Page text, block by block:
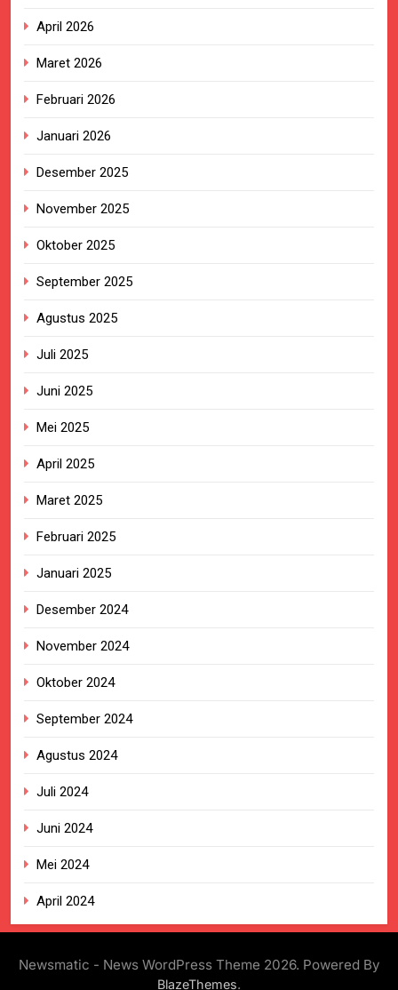
April 2026
Maret 2026
Februari 2026
Januari 2026
Desember 2025
November 2025
Oktober 2025
September 2025
Agustus 2025
Juli 2025
Juni 2025
Mei 2025
April 2025
Maret 2025
Februari 2025
Januari 2025
Desember 2024
November 2024
Oktober 2024
September 2024
Agustus 2024
Juli 2024
Juni 2024
Mei 2024
April 2024
Newsmatic - News WordPress Theme 2026. Powered By
BlazeThemes.